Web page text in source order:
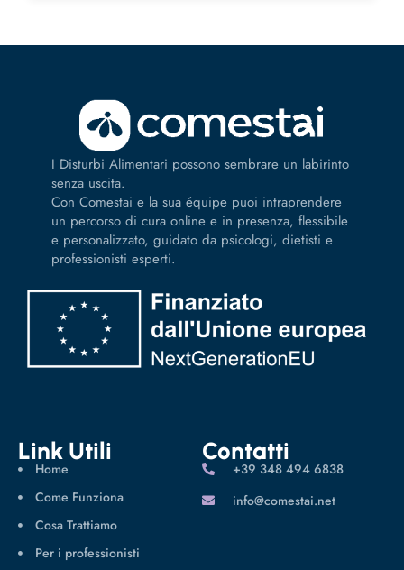
I Disturbi Alimentari possono sembrare un labirinto
senza uscita.
Con Comestai e la sua équipe puoi intraprendere
un percorso di cura online e in presenza, flessibile
e personalizzato, guidato da psicologi, dietisti e
professionisti esperti.
Link Utili
Home
Come Funziona
Cosa Trattiamo
Per i professionisti
Contatti
‪+39 348 494 6838
info@comestai.net